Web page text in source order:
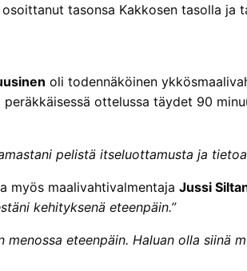
tasonsa Kakkosen tasolla ja
oli todennäköinen
ottelussa täydet 90
pelistä itseluottamusta ja
myös maalivahtivalmentaja Jussi
kehityksenä eteenpäin.”
eteenpäin. Haluan olla siinä